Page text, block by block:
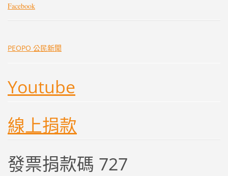
Facebook
PEOPO 公民新聞
Youtube
線上捐款
發票捐款碼 727